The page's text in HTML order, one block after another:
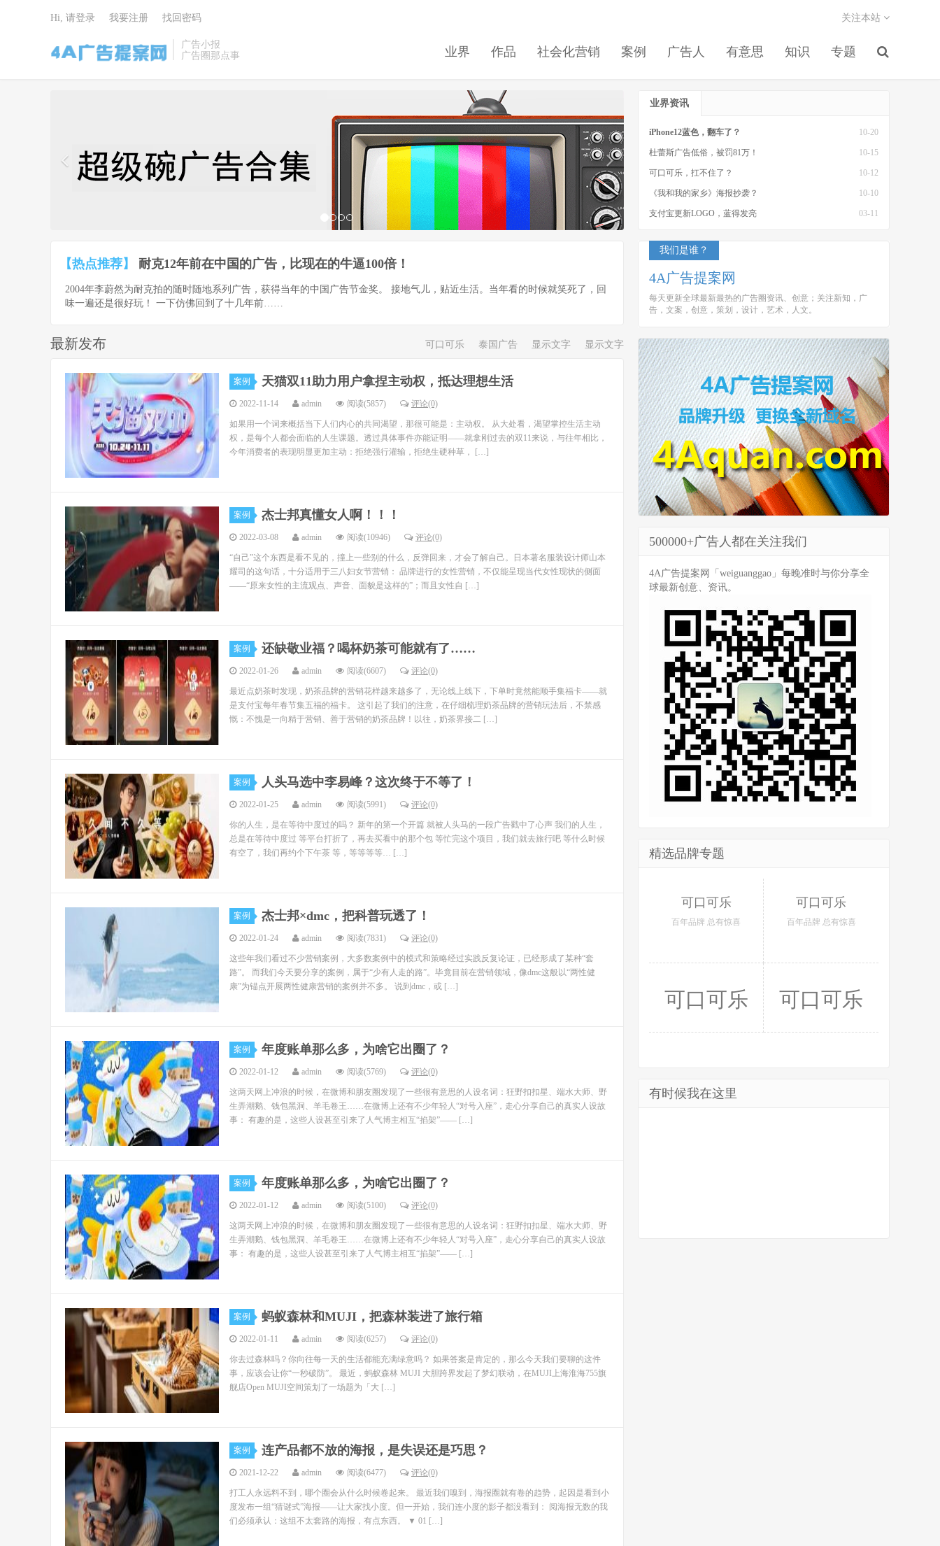
圈那点事
广告小报
广告圈那点事
业界 作品 社会化营销 案例 广告人 有意思 知识 专题
关注本站
Hi, 请登录 我要注册 找回密码
【热点推荐】 耐克12年前在中国的广告，比现在的牛逼100倍！
2004年李蔚然为耐克拍的随时随地系列广告，获得当年的中国广告节金奖。 接地气儿，贴近生活。当年看的时候就笑死了，回
味一遍还是很好玩！ 一下仿佛回到了十几年前……
最新发布 可口可乐 泰国广告 显示文字 显示文字
案例 天猫双11助力用户拿捏主动权，抵达理想生活
2022-11-14 admin 阅读(5857) 评论(0)
如果用一个词来概括当下人们内心的共同渴望，那很可能是：主动权。 从大处看，渴望掌控生活主动
权，是每个人都会面临的人生课题。透过具体事件亦能证明——就拿刚过去的双11来说，与往年相比，
今年消费者的表现明显更加主动：拒绝强行灌输，拒绝生硬种草， […]
案例 杰士邦真懂女人啊！！！
2022-03-08 admin 阅读(10946) 评论(0)
“自己”这个东西是看不见的，撞上一些别的什么，反弹回来，才会了解自己。日本著名服装设计师山本
耀司的这句话，十分适用于三八妇女节营销： 品牌进行的女性营销，不仅能呈现当代女性现状的侧面
——“原来女性的主流观点、声音、面貌是这样的”；而且女性自 […]
案例 还缺敬业福？喝杯奶茶可能就有了……
2022-01-26 admin 阅读(6607) 评论(0)
最近点奶茶时发现，奶茶品牌的营销花样越来越多了，无论线上线下，下单时竟然能顺手集福卡——就
是支付宝每年春节集五福的福卡。 这引起了我们的注意，在仔细梳理奶茶品牌的营销玩法后，不禁感
慨：不愧是一向精于营销、善于营销的奶茶品牌！以往，奶茶界接二 […]
案例 人头马选中李易峰？这次终于不等了！
2022-01-25 admin 阅读(5991) 评论(0)
你的人生，是在等待中度过的吗？ 新年的第一个开篇 就被人头马的一段广告戳中了心声 我们的人生，
总是在等待中度过 等平台打折了，再去买看中的那个包 等忙完这个项目，我们就去旅行吧 等什么时候
有空了，我们再约个下午茶 等，等等等等… […]
案例 杰士邦×dmc，把科普玩透了！
2022-01-24 admin 阅读(7831) 评论(0)
这些年我们看过不少营销案例，大多数案例中的模式和策略经过实践反复论证，已经形成了某种“套
路”。 而我们今天要分享的案例，属于“少有人走的路”。毕竟目前在营销领域，像dmc这般以“两性健
康”为锚点开展两性健康营销的案例并不多。 说到dmc，或 […]
案例 年度账单那么多，为啥它出圈了？
2022-01-12 admin 阅读(5769) 评论(0)
这两天网上冲浪的时候，在微博和朋友圈发现了一些很有意思的人设名词：狂野扣扣星、端水大师、野
生弄潮鹅、钱包黑洞、羊毛卷王……在微博上还有不少年轻人“对号入座”，走心分享自己的真实人设故
事： 有趣的是，这些人设甚至引来了人气博主相互“掐架”—— […]
案例 年度账单那么多，为啥它出圈了？
2022-01-12 admin 阅读(5100) 评论(0)
这两天网上冲浪的时候，在微博和朋友圈发现了一些很有意思的人设名词：狂野扣扣星、端水大师、野
生弄潮鹅、钱包黑洞、羊毛卷王……在微博上还有不少年轻人“对号入座”，走心分享自己的真实人设故
事： 有趣的是，这些人设甚至引来了人气博主相互“掐架”—— […]
案例 蚂蚁森林和MUJI，把森林装进了旅行箱
2022-01-11 admin 阅读(6257) 评论(0)
你去过森林吗？你向往每一天的生活都能充满绿意吗？ 如果答案是肯定的，那么今天我们要聊的这件
事，应该会让你“一秒破防”。 最近，蚂蚁森林 MUJI 大胆跨界发起了梦幻联动，在MUJI上海淮海755旗
舰店Open MUJI空间策划了一场题为「大 […]
案例 连产品都不放的海报，是失误还是巧思？
2021-12-22 admin 阅读(6477) 评论(0)
打工人永远料不到，哪个圈会从什么时候卷起来。 最近我们嗅到，海报圈就有卷的趋势，起因是看到小
度发布一组“猜谜式”海报——让大家找小度。但一开始，我们连小度的影子都没看到： 阅海报无数的我
们必须承认：这组不太套路的海报，有点东西。 ▼ 01 […]
业界资讯
10-20
iPhone12蓝色，翻车了？
10-15
杜蕾斯广告低俗，被罚81万！
10-12
可口可乐，扛不住了？
10-10
《我和我的家乡》海报抄袭？
03-11
支付宝更新LOGO，蓝得发亮
我们是谁？
4A广告提案网
每天更新全球最新最热的广告圈资讯、创意；关注新知，广
告，文案，创意，策划，设计，艺术，人文。
500000+广告人都在关注我们
4A广告提案网「weiguanggao」每晚准时与你分享全
球最新创意、资讯。
精选品牌专题
可口可乐
百年品牌 总有惊喜
可口可乐
百年品牌 总有惊喜
可口可乐 可口可乐
有时候我在这里